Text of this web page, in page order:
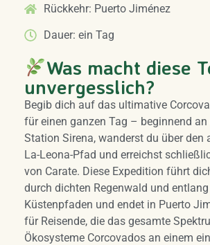
Rückkehr: Puerto Jiménez
Dauer: ein Tag
Was macht diese
unvergesslich?
Begib dich auf das ultimative
für einen ganzen Tag – beginnend an
Station Sirena, wanderst du über den
La-Leona-Pfad und erreichst
von Carate. Diese Expedition führt
durch dichten Regenwald und
Küstenpfaden und endet in Puerto
für Reisende, die das gesamte
Ökosysteme Corcovados an einem